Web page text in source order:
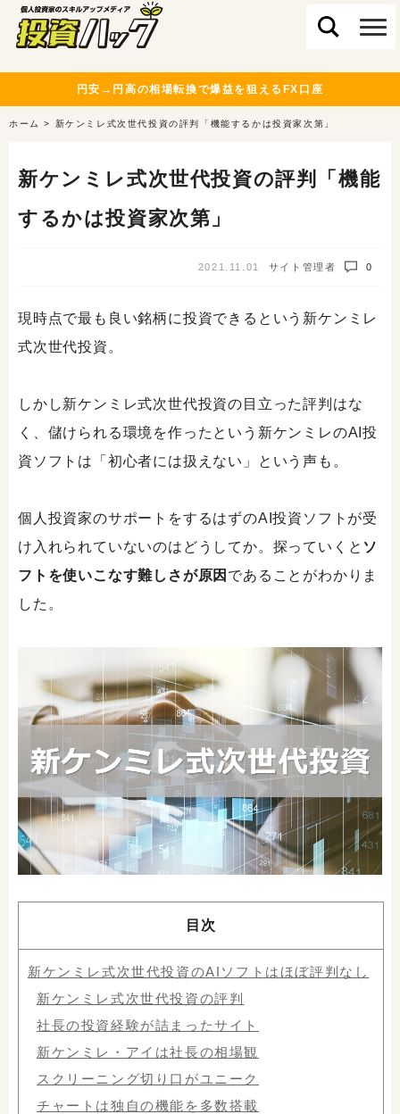
円安→円高の相場転換で爆益を狙えるFX口座
ホーム > 新ケンミレ式次世代投資の評判「機能するかは投資家次第」
新ケンミレ式次世代投資の評判「機能
するかは投資家次第」
2021.11.01 サイト管理者 0
現時点で最も良い銘柄に投資できるという新ケンミレ
式次世代投資。
しかし新ケンミレ式次世代投資の目立った評判はな
く、儲けられる環境を作ったという新ケンミレのAI投
資ソフトは「初心者には扱えない」という声も。
個人投資家のサポートをするはずのAI投資ソフトが受
け入れられていないのはどうしてか。探っていくと ソ
フトを使いこなす難しさが原因 であることがわかりま
した。
目次
新ケンミレ式次世代投資のAIソフトはほぼ評判なし
新ケンミレ式次世代投資の評判
社長の投資経験が詰まったサイト
新ケンミレ・アイは社長の相場観
スクリーニング切り口がユニーク
チャートは独自の機能を多数搭載